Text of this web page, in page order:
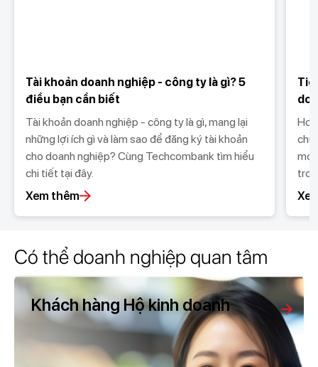
Tài khoản doanh nghiệp - công ty là gì? 5
điều bạn cần biết
Tài khoản doanh nghiệp - công ty là gì, mang lại
những lợi ích gì và làm sao để đăng ký tài khoản
cho doanh nghiệp? Cùng Techcombank tìm hiểu
chi tiết tại đây.
Xem thêm
mới
Có thể doanh nghiệp quan tâm
Khách hàng Hộ kinh doanh